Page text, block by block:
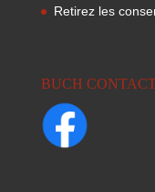
Retirez les
BUCH